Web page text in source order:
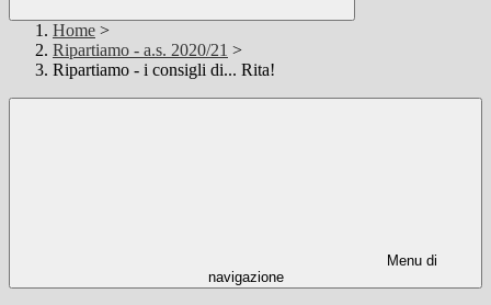
Home >
Ripartiamo - a.s. 2020/21 >
Ripartiamo - i consigli di... Rita!
Menu di
navigazione